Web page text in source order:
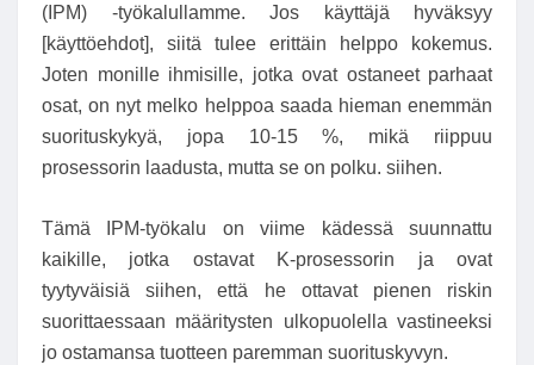
(IPM) -työkalullamme. Jos käyttäjä hyväksyy
[käyttöehdot], siitä tulee erittäin helppo kokemus.
Joten monille ihmisille, jotka ovat ostaneet parhaat
osat, on nyt melko helppoa saada hieman enemmän
suorituskykyä, jopa 10-15 %, mikä riippuu
prosessorin laadusta, mutta se on polku. siihen.
Tämä IPM-työkalu on viime kädessä suunnattu
kaikille, jotka ostavat K-prosessorin ja ovat
tyytyväisiä siihen, että he ottavat pienen riskin
suorittaessaan määritysten ulkopuolella vastineeksi
jo ostamansa tuotteen paremman suorituskyvyn.